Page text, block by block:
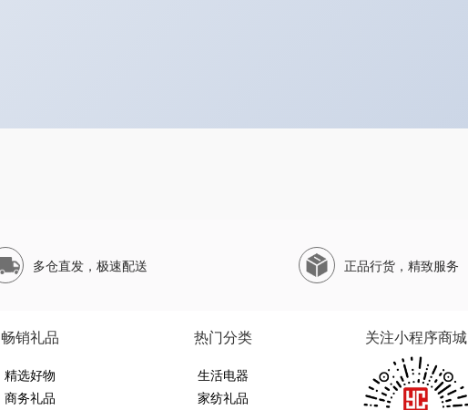
多仓直发，极速配送 正品行货，精致服务
畅销礼品
精选好物
商务礼品
热门分类
生活电器
家纺礼品
关注小程序商城